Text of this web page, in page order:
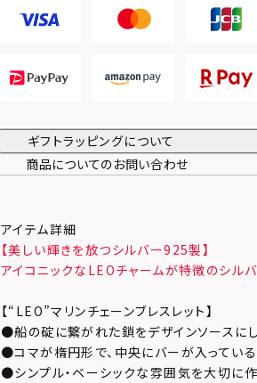
ギフトラッピングについて
商品についてのお問い合わせ
アイテム詳細
【美しい輝きを放つシルバー925製】
アイコニックなLEOチャームが特徴のシルバ
【“LEO”マリンチェーンブレスレット】
●船の碇に繋がれた鎖をデザインソースにし
●コマが楕円形で、中央にバーが入っている
●シンプル・ベーシックな雰囲気を大切に